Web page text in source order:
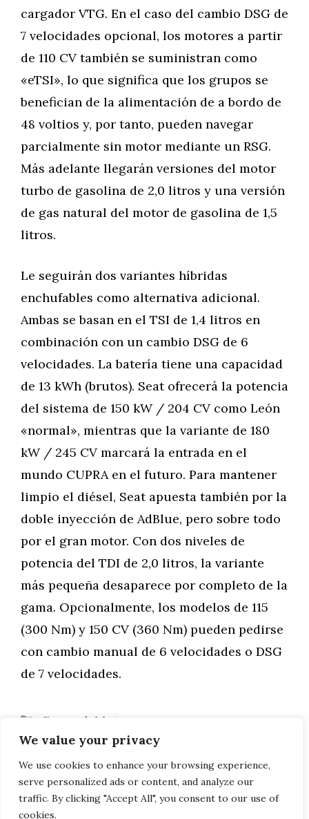
We value your privacy
We use cookies to enhance your browsing experience,
serve personalized ads or content, and analyze our
traffic. By clicking "Accept All", you consent to our use of
cookies.
cargador VTG. En el caso del cambio DSG de
7 velocidades opcional, los motores a partir
de 110 CV también se suministran como
«eTSI», lo que significa que los grupos se
benefician de la alimentación de a bordo de
48 voltios y, por tanto, pueden navegar
parcialmente sin motor mediante un RSG.
Más adelante llegarán versiones del motor
turbo de gasolina de 2,0 litros y una versión
de gas natural del motor de gasolina de 1,5
litros.
Le seguirán dos variantes híbridas
enchufables como alternativa adicional.
Ambas se basan en el TSI de 1,4 litros en
combinación con un cambio DSG de 6
velocidades. La batería tiene una capacidad
de 13 kWh (brutos). Seat ofrecerá la potencia
del sistema de 150 kW / 204 CV como León
«normal», mientras que la variante de 180
kW / 245 CV marcará la entrada en el
mundo CUPRA en el futuro. Para mantener
limpio el diésel, Seat apuesta también por la
doble inyección de AdBlue, pero sobre todo
por el gran motor. Con dos niveles de
potencia del TDI de 2,0 litros, la variante
más pequeña desaparece por completo de la
gama. Opcionalmente, los modelos de 115
(300 Nm) y 150 CV (360 Nm) pueden pedirse
con cambio manual de 6 velocidades o DSG
de 7 velocidades.
Categorías
General Motor
GLA o GLB: la prueba de comparación
Modelos 718 GTS 4.0: emociones Porsche
desde 81.926 euros